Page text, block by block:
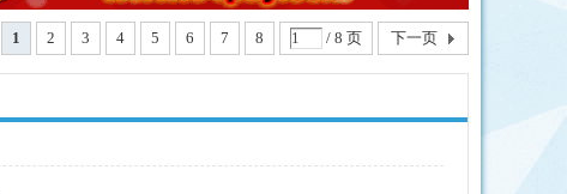
1 2 3 4 5 6 7 8 / 8 页 下一页